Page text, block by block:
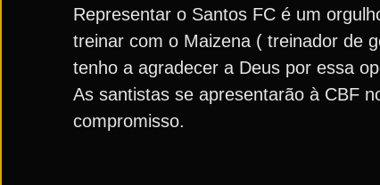
Representar o Santos FC é um
treinar com o Maizena ( treinador de
tenho a agradecer a Deus por essa
As santistas se apresentarão à CBF
compromisso.